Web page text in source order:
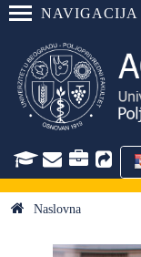
NAVIGACIJA
Naslovna